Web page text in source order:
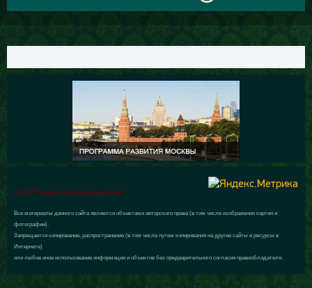
© 2015 Галерея Александра Шилова
Все материалы данного сайта являются объектами авторского права (в том числе изображения картин и
фотографии).
Запрещается копирование, распространение (в том числе путем копирования на другие сайты и ресурсы в
Интернете)
или любое иное использование информации и объектов без предварительного согласия правообладателя.